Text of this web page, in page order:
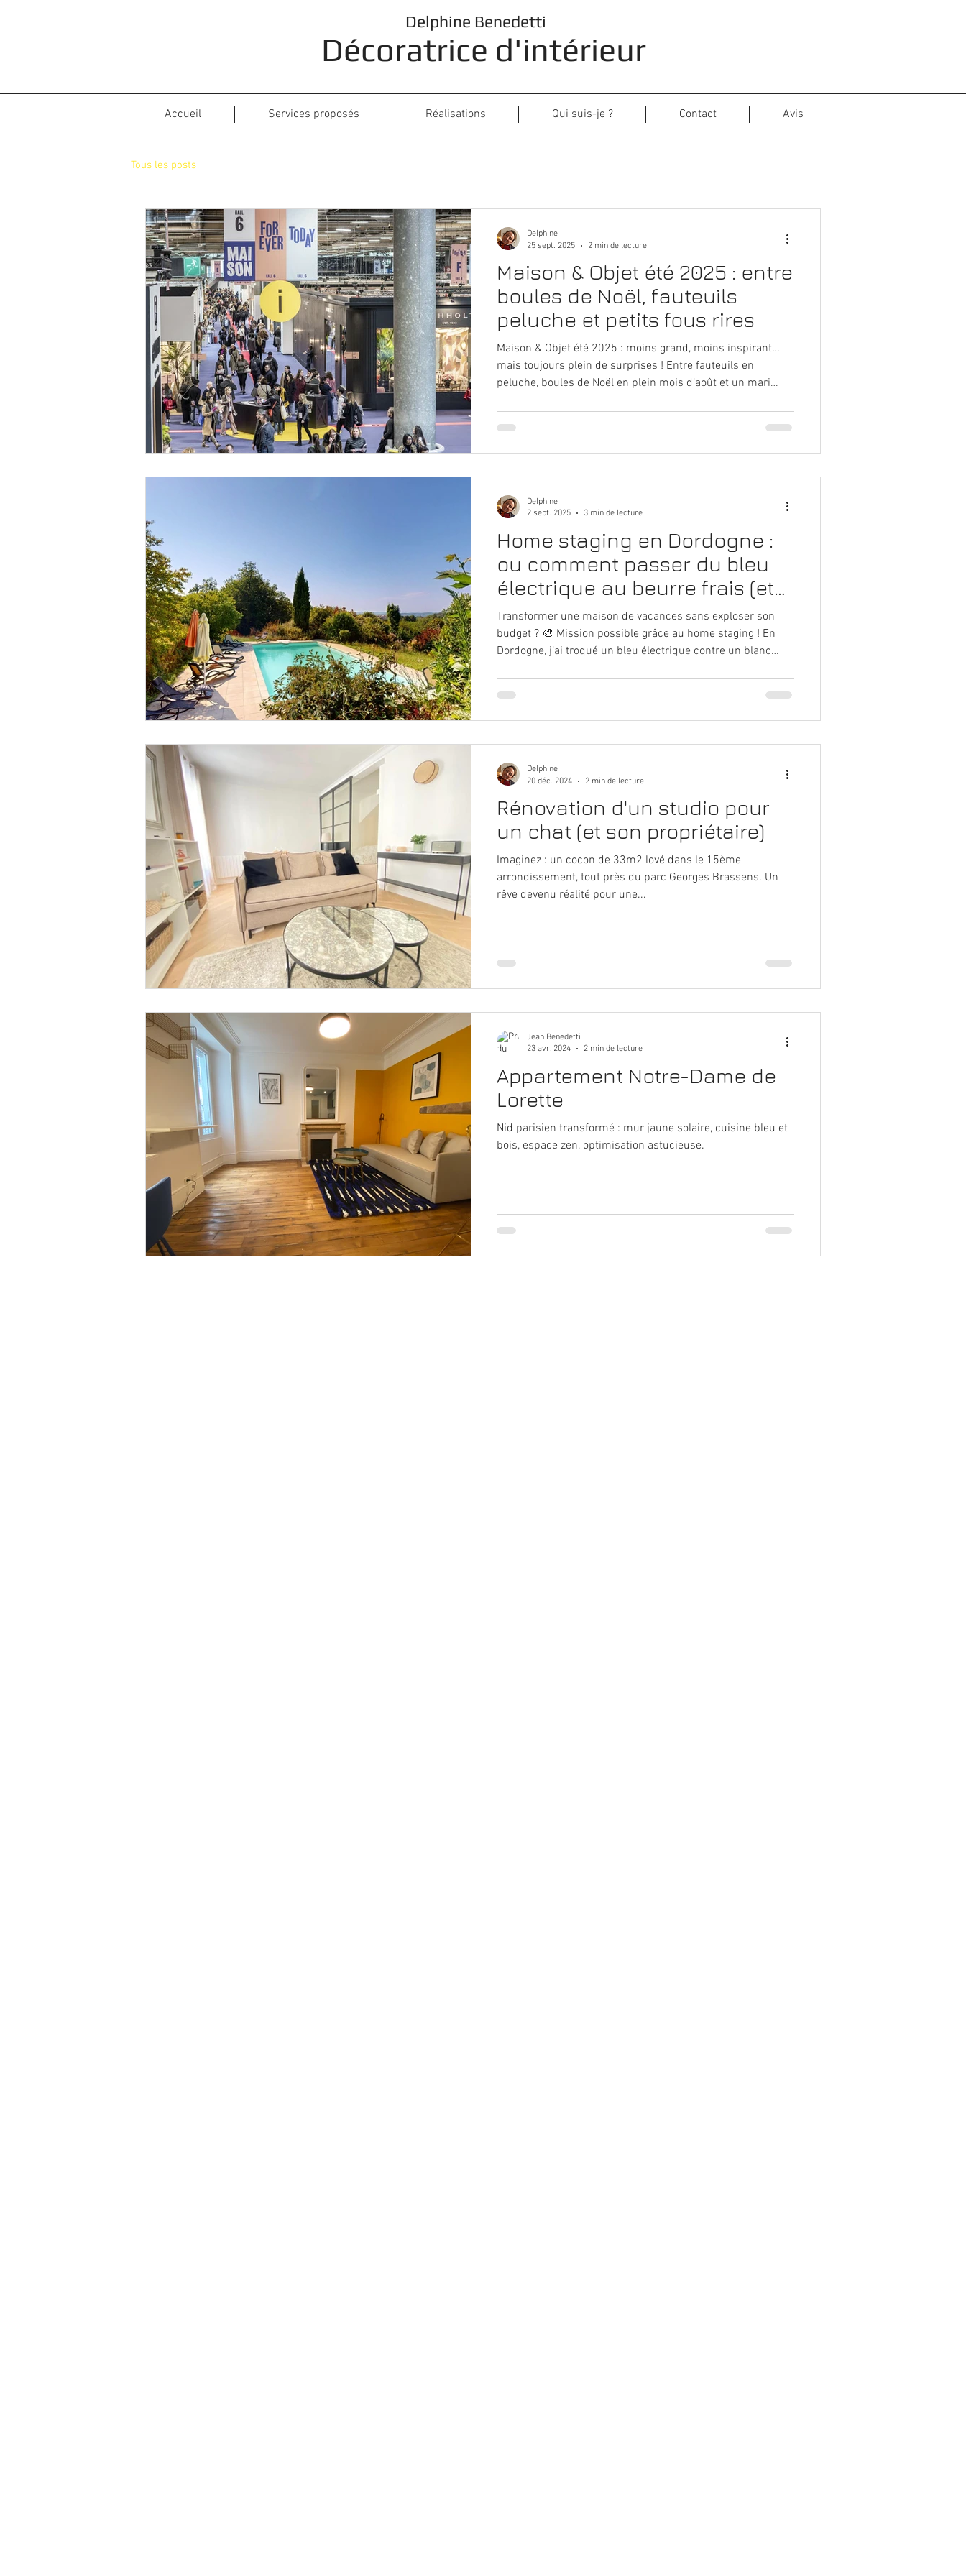
Delphine Benedetti
Décoratrice d'intérieur
Accueil Services proposés Réalisations Qui suis-je ? Contact Avis
Tous les posts
Maison & Objet été 2025 : entre
boules de Noël, fauteuils
peluche et petits fous rires
Maison & Objet été 2025 : moins grand, moins inspirant…
mais toujours plein de surprises ! Entre fauteuils en
peluche, boules de Noël en plein mois d’août et un mari
excellente dose d’humour et de cocooning XXL.
Delphine
25 sept. 2025
2 min de lecture
Home staging en Dordogne :
ou comment passer du bleu
électrique au beurre frais (et
ne pas se ruiner)
Transformer une maison de vacances sans exploser son
budget ? 🎨 Mission possible grâce au home staging ! En
Dordogne, j’ai troqué un bleu électrique contre un blanc
moins de 700 €, et beaucoup de fierté à chaque apéro sous
la treille.
Delphine
2 sept. 2025
3 min de lecture
Rénovation d'un studio pour
un chat (et son propriétaire)
Imaginez : un cocon de 33m2 lové dans le 15ème
arrondissement, tout près du parc Georges Brassens. Un
rêve devenu réalité pour une...
Delphine
20 déc. 2024
2 min de lecture
Appartement Notre-Dame de
Lorette
Nid parisien transformé : mur jaune solaire, cuisine bleu et
bois, espace zen, optimisation astucieuse.
Jean Benedetti
23 avr. 2024
2 min de lecture